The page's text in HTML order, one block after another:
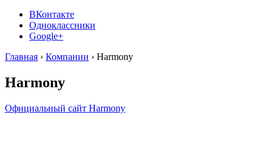
ВКонтакте
Одноклассники
Google+
Главная › Компании › Harmony
Harmony
Официальный сайт Harmony